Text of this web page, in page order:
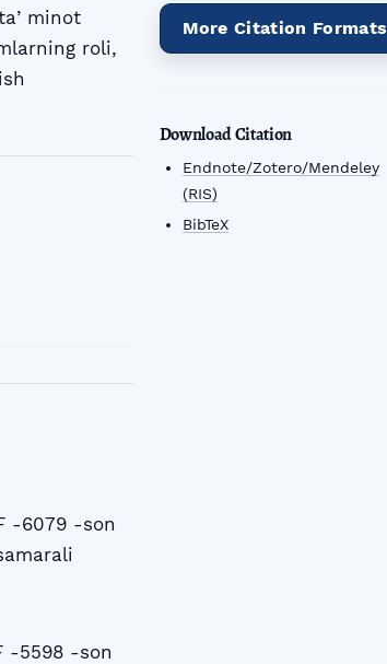
More Citation Formats
Download Citation
Endnote/Zotero/Mendeley
(RIS)
BibTeX
roli,
-6079 -son
-5598 -son